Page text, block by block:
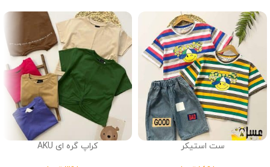
ست استیکر کراپ گره ای AKU